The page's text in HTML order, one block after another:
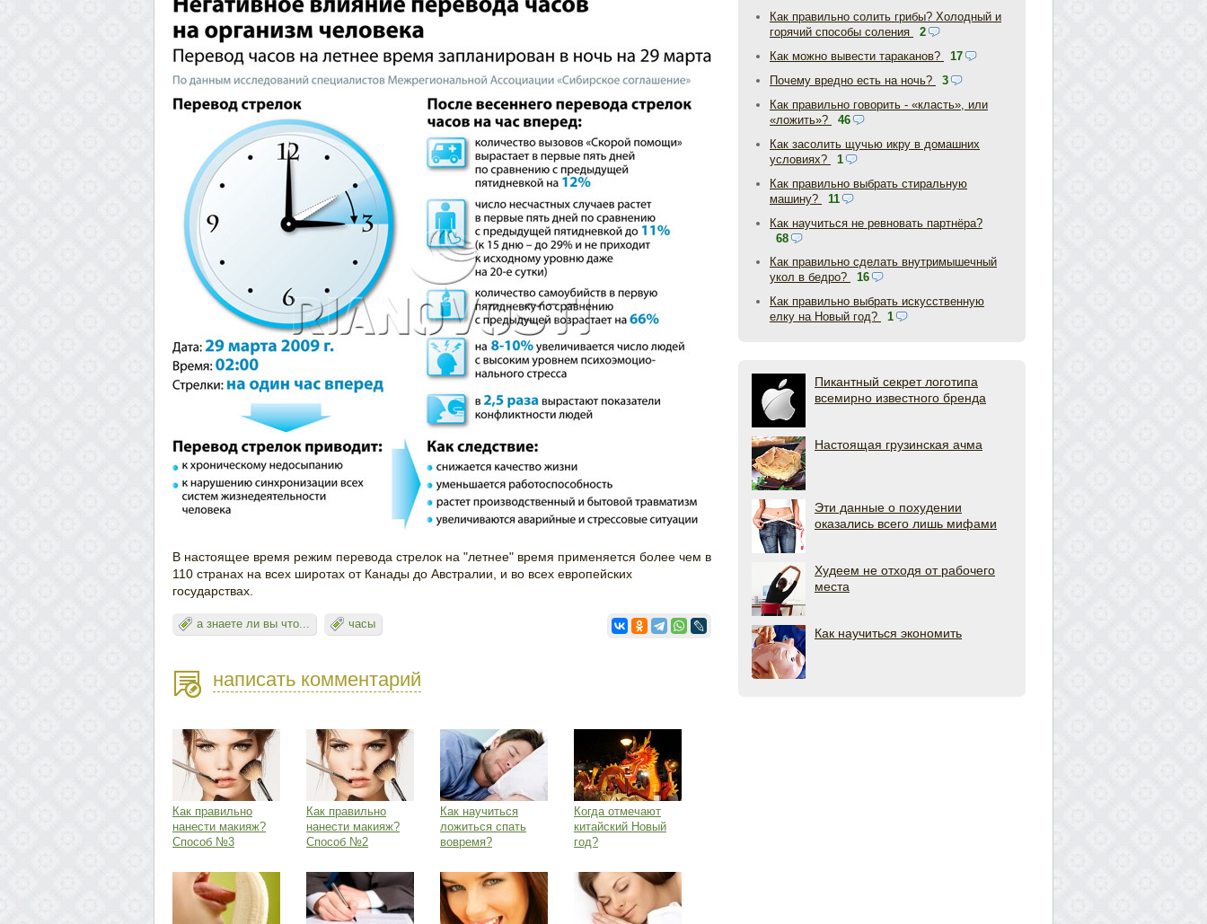
В настоящее время режим перевода стрелок на "летнее" время применяется более чем в
110 странах на всех широтах от Канады до Австралии, и во всех европейских
государствах.
а знаете ли вы что... часы
написать комментарий
Как правильно
нанести макияж?
Способ №3
Как правильно
нанести макияж?
Способ №2
Как научиться
ложиться спать
вовремя?
Когда отмечают
китайский Новый
год?
Как правильно солить грибы? Холодный и
горячий способы соления
2
Как можно вывести тараканов?
17
Почему вредно есть на ночь?
3
Как правильно говорить - «класть», или
«ложить»?
46
Как засолить щучью икру в домашних
условиях?
1
Как правильно выбрать стиральную
машину?
11
Как научиться не ревновать партнёра?
68
Как правильно сделать внутримышечный
укол в бедро?
16
Как правильно выбрать искусственную
елку на Новый год?
1
Пикантный секрет логотипа
всемирно известного бренда
Настоящая грузинская ачма
Эти данные о похудении
оказались всего лишь мифами
Худеем не отходя от рабочего
места
Как научиться экономить